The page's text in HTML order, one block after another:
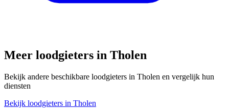
Meer loodgieters in Tholen
Bekijk andere beschikbare loodgieters in Tholen en vergelijk hun
diensten
Bekijk loodgieters in Tholen